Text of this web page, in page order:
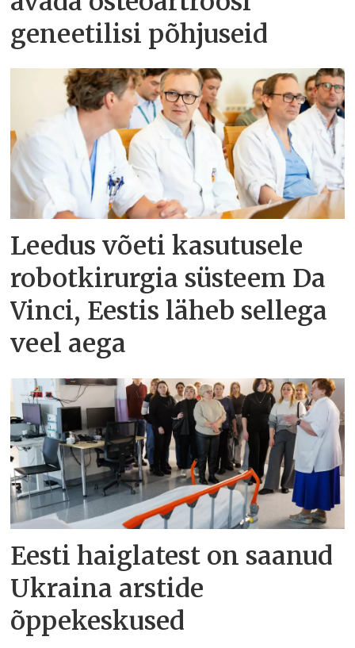
geneetilisi põhjuseid
Leedus võeti kasutusele
robotkirurgia süsteem Da
Vinci, Eestis läheb sellega
veel aega
Eesti haiglatest on saanud
Ukraina arstide
õppekeskused